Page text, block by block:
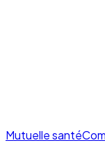
Mutuelle santé